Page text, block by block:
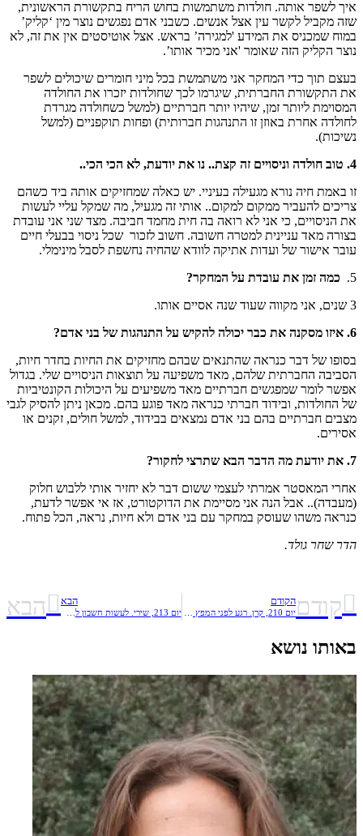
איך לשפר אותה. חולדות משתמשות בחוש הריח בתקשורת הראשונית,
שזה מקביל לקשר עין אצל אנשים. כשבני אדם נפגשים נוצר מין ‘קליק’
במוח שמכניס את המידע 'למגירה’ בראש. אצל אוטיסטים אין את זה, לא
נוצר הקליק הזה שאומר 'אני מכיר אותו’.
בעצם תוך כדי המחקר אני משתמשת בכל מיני חומרים שיכולים לשפר
את התקשורת החברתית, שיגרמו לכך שחולדות יזכרו את החולדה
המסוימת ליותר זמן, שיהיו יותר חברתיים (למשל כשחולדה מגרדת
לחולדה אחרת באוזן זו התנהגות חברותית) ופחות תוקפניים (למשל
נשיכות).
4. טוב חולדה וניסויים זה קצת.. נו את יודעת, לא הכי הכי..
זו באמת חיה נורא מגעילה בעיניי. יש כאלה שמחזיקים אותה ביד כשהם
צריכים להעביר ממקום למקום.. אותי זה מגעיל, מה שמקל עליי לעשות
את הניסויים, כי אני לא רואה בה חית מחמד חביבה. מצד שני אני עובדת
בצורה מאד עניינית למטרה חשובה. חשוב לזכור שכל ניסוי בבעלי חיים
עובר אישור של ועדות אתיקה לוודא שהחיה נחשפת לסבל מינימלי.
5.
כמה זמן את עובדת על המחקר?
3 שנים, אני מקווה שעוד שנה אסיים אותו.
6. איזו מסקנה את כבר יכולה להקיש על התנהגות של בני אדם?
בסופו של דבר כנראה שהתנאים שבהם מחזיקים את החיות בחדר חיות,
הסביבה החברתית שלהם, מאד משפיעה על תוצאות הניסויים שלי. בגדול
אפשר לומר שמפגשים חברתיים מאד משפיעים על היכולות הקונטיביות
של החולדות, ובידוד חברתי כנראה מאד פוגע בהם. מכאן ניתן להסיק לגבי
מצבים חברתיים בהם בני אדם נמצאים בבידוד, למשל חולים, זקנים או
אסירים.
7. את יודעת מה הדבר הבא שתרצי לחקור?
אחרי המאסטר אמרתי לעצמי ששום דבר לא יחזיר אותי ללבוש חלוק
(מעבדה).. אבל הנה אני מסיימת את הדוקטורט, אז אי אפשר לדעת,
כנראה משהו שעוסק במחקר עם בני אדם ולא חיות, נראה, הכל פתוח.
הדר שחר גולד.
קודםהקודם הבא הבא
באותו נושא